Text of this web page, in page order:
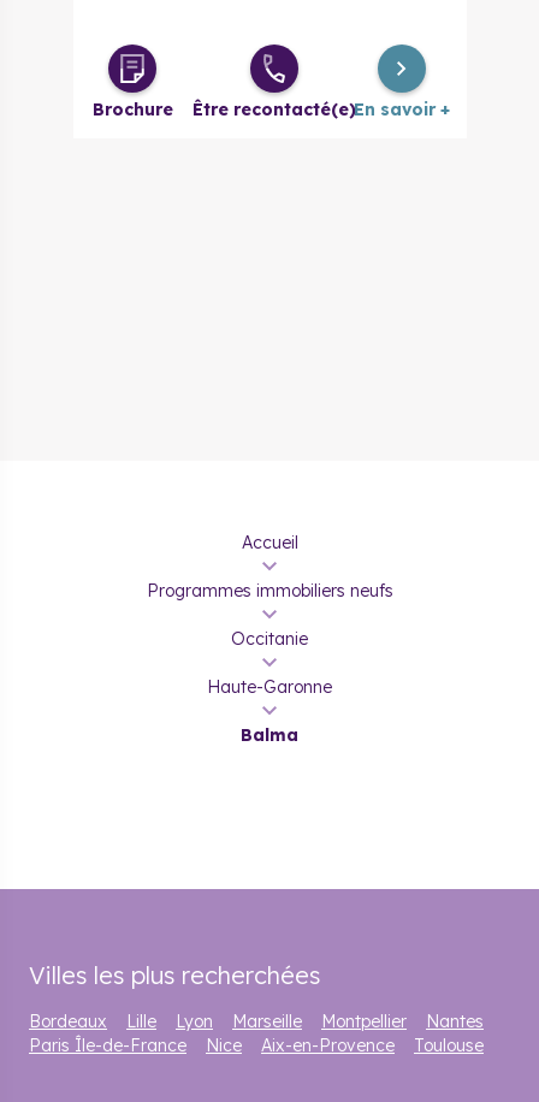
Brochure Être recontacté(e)En savoir +
Accueil
Programmes immobiliers neufs
Occitanie
Haute-Garonne
Balma
Villes les plus recherchées
Bordeaux Lille Lyon Marseille Montpellier
Nantes
Paris Île-de-France
Nice Aix-en-Provence Toulouse